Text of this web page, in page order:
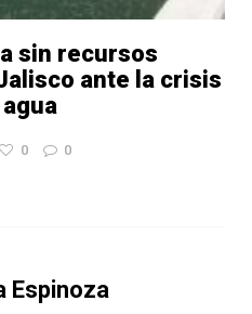
sin recursos
ante la crisis
0 0
Espinoza